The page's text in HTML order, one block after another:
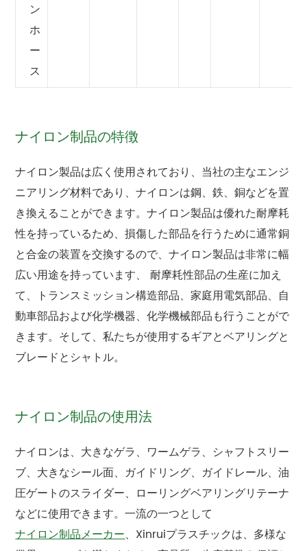
ン
ホ
ー
ス
ナイロン制品の特徴
ナイロン製品は広く使用されており、当社の主なエンジ
ニアリング材料であり、ナイロンは鋼、鉄、銅などを置
き換えることができます。ナイロン製品は優れた耐摩耗
性を持っているため、損傷した部品を行うために通常銅
と合金の装置を交換するので、ナイロン製品は非常に幅
広い用途を持っています、 耐摩耗性部品の生産に加え
て、トランスミッション構造部品、家庭用電気部品、自
動車部品および化学機器、化学機械部品も行うことがで
きます。そして、私たちが使用するギアとベアリングと
ブレードとシャトル。
ナイロン制品の使用法
ナイロンは、大きなゲラ、ワームゲラ、シャフトスリー
ブ、大きなシール面、ガイドリング、ガイドレール、油
圧ゲートのスライダー、ローリングベアリングリテーナ
などに使用できます。一流の一つとして
ナイロン制品メーカー、Xinruiプラスチックは、多様な